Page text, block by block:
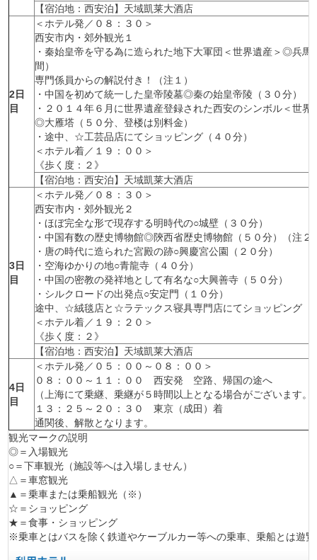
【宿泊地：西安泊】 天域凱莱大酒店
2日
目
＜ホテル発／０８：３０＞
西安市内・郊外観光１
・秦始皇帝を守る為に造られた地下大軍団＜世界遺産＞◎兵馬
間）
専門係員からの解説付き！（注１）
・中国を初めて統一した皇帝陵墓◎秦の始皇帝陵（３０分）
・２０１４年６月に世界遺産登録された西安のシンボル＜世界
◎大雁塔（５０分、登楼は別料金）
・途中、☆工芸品店にてショッピング（４０分）
＜ホテル着／１９：００＞
《歩く度：２》
【宿泊地：西安泊】 天域凱莱大酒店
3日
目
＜ホテル発／０８：３０＞
西安市内・郊外観光２
・ほぼ完全な形で現存する明時代の○城壁（３０分）
・中国有数の歴史博物館◎陝西省歴史博物館（５０分）（注２
・唐の時代に造られた宮殿の跡○興慶宮公園（２０分）
・空海ゆかりの地○青龍寺（４０分）
・中国の密教の発祥地として有名な○大興善寺（５０分）
・シルクロードの出発点○安定門（１０分）
途中、☆絨毯店と☆ラテックス寝具専門店にてショッピング（
＜ホテル着／１９：２０＞
《歩く度：２》
【宿泊地：西安泊】 天域凱莱大酒店
4日
目
＜ホテル発／０５：００～０８：００＞
０８：００～１１：００ 西安発 空路、帰国の途へ
（上海にて乗継、乗継が５時間以上となる場合がございます。
１３：２５～２０：３０ 東京（成田）着
通関後、解散となります。
観光マークの説明
◎＝入場観光
○＝下車観光（施設等へは入場しません）
△＝車窓観光
▲＝乗車または乗船観光（※）
☆＝ショッピング
★＝食事・ショッピング
※乗車とはバスを除く鉄道やケーブルカー等への乗車、乗船とは遊